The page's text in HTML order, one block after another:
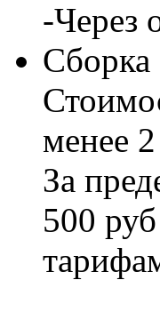
-Через
Сборка
менее
За
500